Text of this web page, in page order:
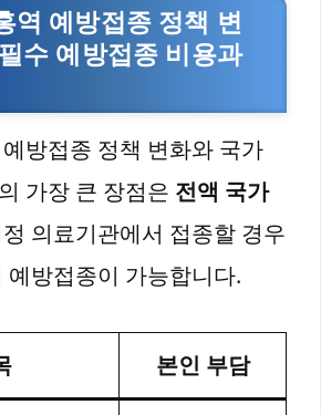
역 예방접종 정책 변
수 예방접종 비용과
방접종 정책 변화와 국가
가장 큰 장점은 전액 국가
의료기관에서 접종할 경우
예방접종이 가능합니다.
본인 부담